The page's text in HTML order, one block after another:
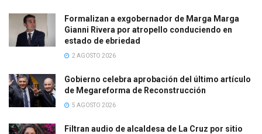
Formalizan a exgobernador de Marga Marga
Gianni Rivera por atropello conduciendo en
estado de ebriedad
2 AGOSTO 2026
Gobierno celebra aprobación del último artículo
de Megareforma de Reconstrucción
5 AGOSTO 2026
Filtran audio de alcaldesa de La Cruz por sitio